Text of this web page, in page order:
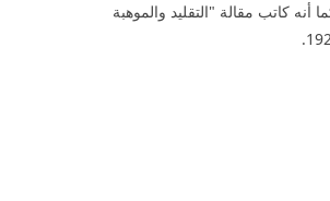
كاتب مقالة "التقليد والموهبة